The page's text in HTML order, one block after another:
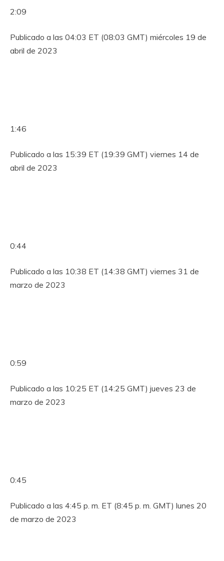
2:09
Publicado a las 04:03 ET (08:03 GMT) miércoles 19 de
abril de 2023
1:46
Publicado a las 15:39 ET (19:39 GMT) viernes 14 de
abril de 2023
0:44
Publicado a las 10:38 ET (14:38 GMT) viernes 31 de
marzo de 2023
0:59
Publicado a las 10:25 ET (14:25 GMT) jueves 23 de
marzo de 2023
0:45
Publicado a las 4:45 p. m. ET (8:45 p. m. GMT) lunes 20
de marzo de 2023